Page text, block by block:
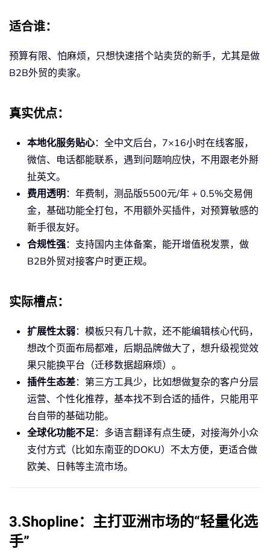
适合谁：
预算有限、怕麻烦，只想快速搭个站卖货的新手，尤其是做
B2B外贸的卖家。
真实优点：
本地化服务贴心：全中文后台，7×16小时在线客服，
微信、电话都能联系，遇到问题响应快，不用跟老外掰
扯英文。
费用透明：年费制，测品版5500元/年 + 0.5%交易佣
金，基础功能全打包，不用额外买插件，对预算敏感的
新手很友好。
合规性强：支持国内主体备案，能开增值税发票，做
B2B外贸对接客户时更正规。
实际槽点：
扩展性太弱：模板只有几十款，还不能编辑核心代码，
想改个页面布局都难，后期品牌做大了，想升级视觉效
果只能换平台（迁移数据超麻烦）。
插件生态差：第三方工具少，比如想做复杂的客户分层
运营、个性化推荐，基本找不到合适的插件，只能用平
台自带的基础功能。
全球化功能不足：多语言翻译有点生硬，对接海外小众
支付方式（比如东南亚的DOKU）不太方便，更适合做
欧美、日韩等主流市场。
3.Shopline：主打亚洲市场的“轻量化选
手”